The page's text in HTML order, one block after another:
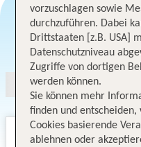
vorzuschlagen sowie
durchzuführen. Dabei
Drittstaaten [z.B. USA]
Datenschutzniveau
Zugriffe von dortigen
werden können.
Sie können mehr
finden und
Cookies basierende
ablehnen oder